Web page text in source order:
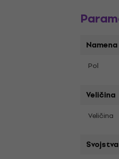
Namena
Pol
Veličina
Veličina
Svojstva